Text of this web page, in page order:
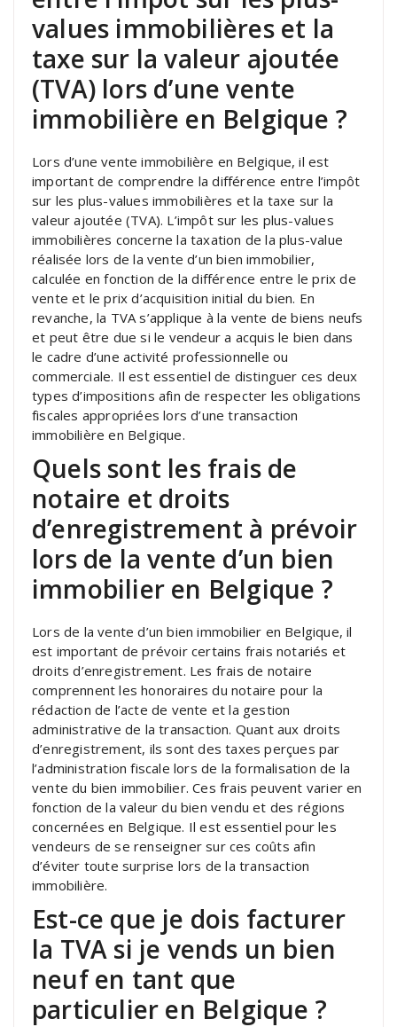
values immobilières et la
taxe sur la valeur ajoutée
(TVA) lors d’une vente
immobilière en Belgique ?
Lors d’une vente immobilière en Belgique, il est
important de comprendre la différence entre l’impôt
sur les plus-values immobilières et la taxe sur la
valeur ajoutée (TVA). L’impôt sur les plus-values
immobilières concerne la taxation de la plus-value
réalisée lors de la vente d’un bien immobilier,
calculée en fonction de la différence entre le prix de
vente et le prix d’acquisition initial du bien. En
revanche, la TVA s’applique à la vente de biens neufs
et peut être due si le vendeur a acquis le bien dans
le cadre d’une activité professionnelle ou
commerciale. Il est essentiel de distinguer ces deux
types d’impositions afin de respecter les obligations
fiscales appropriées lors d’une transaction
immobilière en Belgique.
Quels sont les frais de
notaire et droits
d’enregistrement à prévoir
lors de la vente d’un bien
immobilier en Belgique ?
Lors de la vente d’un bien immobilier en Belgique, il
est important de prévoir certains frais notariés et
droits d’enregistrement. Les frais de notaire
comprennent les honoraires du notaire pour la
rédaction de l’acte de vente et la gestion
administrative de la transaction. Quant aux droits
d’enregistrement, ils sont des taxes perçues par
l’administration fiscale lors de la formalisation de la
vente du bien immobilier. Ces frais peuvent varier en
fonction de la valeur du bien vendu et des régions
concernées en Belgique. Il est essentiel pour les
vendeurs de se renseigner sur ces coûts afin
d’éviter toute surprise lors de la transaction
immobilière.
Est-ce que je dois facturer
la TVA si je vends un bien
neuf en tant que
particulier en Belgique ?